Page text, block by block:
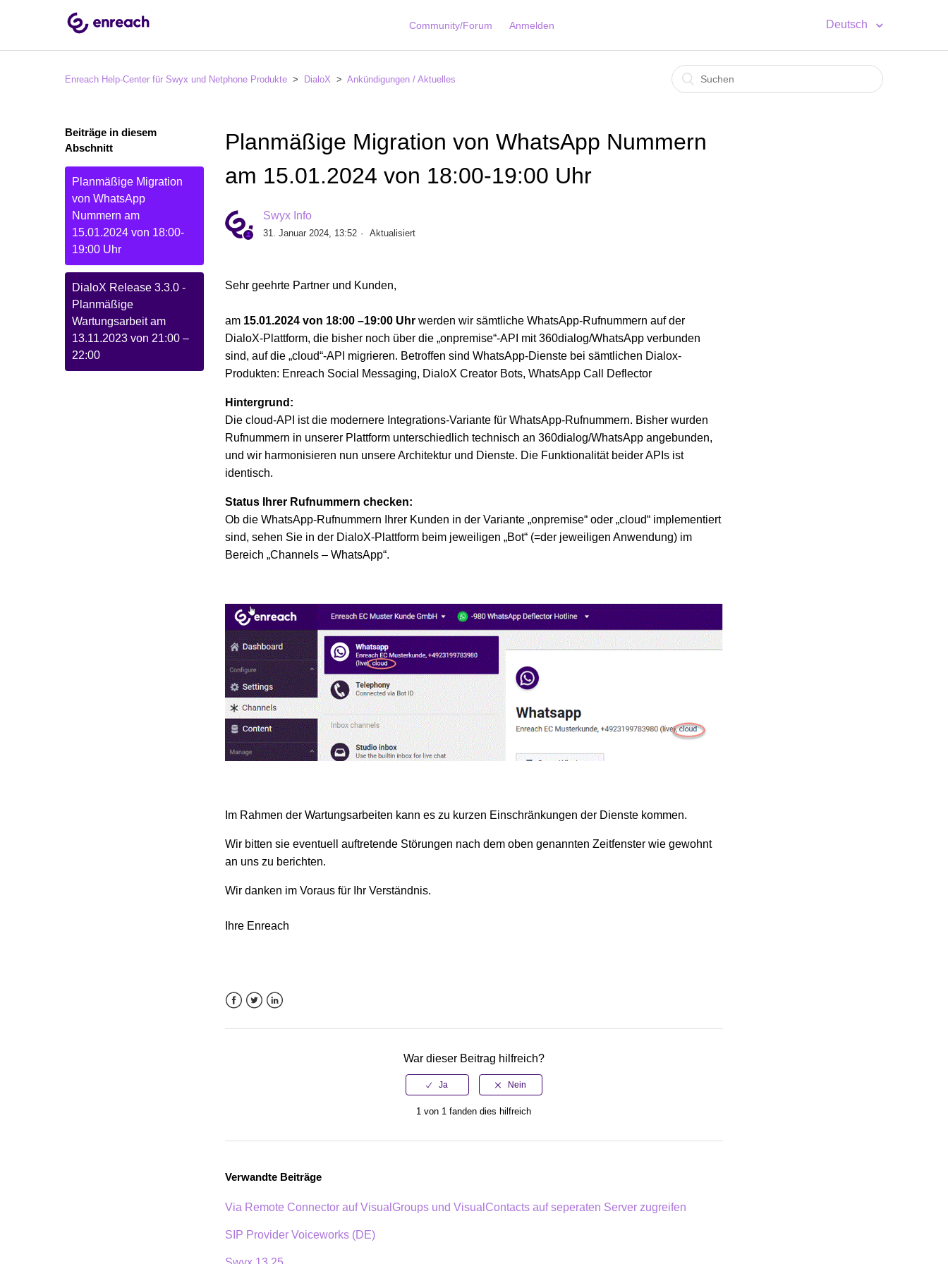
Community/Forum Anmelden Deutsch
Enreach Help-Center für Swyx und Netphone Produkte DialoX Ankündigungen / Aktuelles
Beiträge in diesem
Abschnitt
Planmäßige Migration
von WhatsApp
Nummern am
15.01.2024 von 18:00-
19:00 Uhr
DialoX Release 3.3.0 -
Planmäßige
Wartungsarbeit am
13.11.2023 von 21:00 –
22:00
Planmäßige Migration von WhatsApp Nummern
am 15.01.2024 von 18:00-19:00 Uhr
Swyx Info
31. Januar 2024, 13:52 Aktualisiert
Sehr geehrte Partner und Kunden,
am 15.01.2024 von 18:00 –19:00 Uhr werden wir sämtliche WhatsApp-Rufnummern auf der
DialoX-Plattform, die bisher noch über die „onpremise“-API mit 360dialog/WhatsApp verbunden
sind, auf die „cloud“-API migrieren. Betroffen sind WhatsApp-Dienste bei sämtlichen Dialox-
Produkten: Enreach Social Messaging, DialoX Creator Bots, WhatsApp Call Deflector
Hintergrund:
Die cloud-API ist die modernere Integrations-Variante für WhatsApp-Rufnummern. Bisher wurden
Rufnummern in unserer Plattform unterschiedlich technisch an 360dialog/WhatsApp angebunden,
und wir harmonisieren nun unsere Architektur und Dienste. Die Funktionalität beider APIs ist
identisch.
Status Ihrer Rufnummern checken:
Ob die WhatsApp-Rufnummern Ihrer Kunden in der Variante „onpremise“ oder „cloud“ implementiert
sind, sehen Sie in der DialoX-Plattform beim jeweiligen „Bot“ (=der jeweiligen Anwendung) im
Bereich „Channels – WhatsApp“.
Im Rahmen der Wartungsarbeiten kann es zu kurzen Einschränkungen der Dienste kommen.
Wir bitten sie eventuell auftretende Störungen nach dem oben genannten Zeitfenster wie gewohnt
an uns zu berichten.
Wir danken im Voraus für Ihr Verständnis.
Ihre Enreach
War dieser Beitrag hilfreich?
1 von 1 fanden dies hilfreich
Verwandte Beiträge
Via Remote Connector auf VisualGroups und VisualContacts auf seperaten Server zugreifen
SIP Provider Voiceworks (DE)